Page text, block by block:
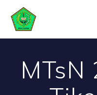
MTsN